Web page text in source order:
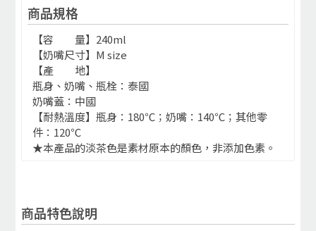
商品規格
【容 量】240ml
【奶嘴尺寸】M size
【產 地】
瓶身、奶嘴、瓶栓：泰國
奶嘴蓋：中國
【耐熱溫度】瓶身：180℃；奶嘴：140℃；其他零
件：120℃
★本產品的淡茶色是素材原本的顏色，非添加色素。
商品特色說明